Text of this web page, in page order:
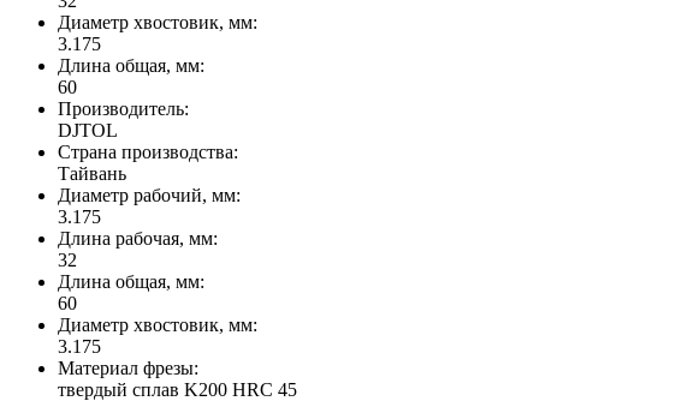
Диаметр хвостовик, мм:
3.175
Длина общая, мм:
60
Производитель:
DJTOL
Страна производства:
Тайвань
Диаметр рабочий, мм:
3.175
Длина рабочая, мм:
32
Длина общая, мм:
60
Диаметр хвостовик, мм:
3.175
Материал фрезы:
твердый сплав K200 HRC 45